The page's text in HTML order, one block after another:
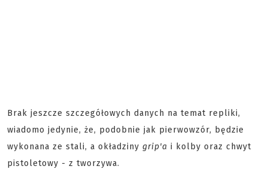
Brak jeszcze szczegółowych danych na temat repliki,
wiadomo jedynie, że, podobnie jak pierwowzór, będzie
wykonana ze stali, a okładziny grip'a i kolby oraz chwyt
pistoletowy - z tworzywa.